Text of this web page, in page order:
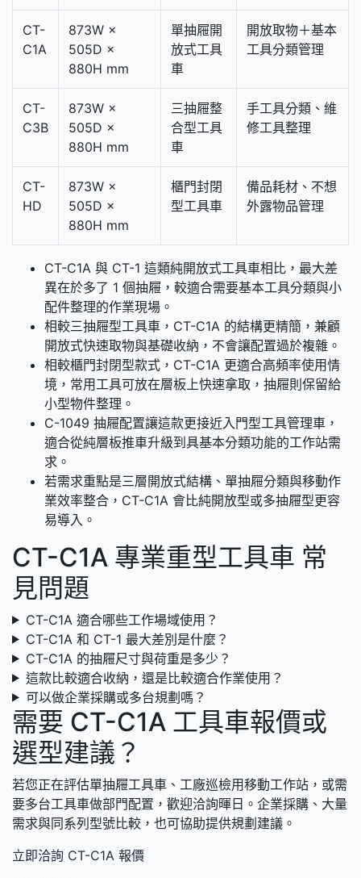
CT-
C1A
873W ×
505D ×
880H mm
單抽屜開
放式工具
車
開放取物＋基本
工具分類管理
CT-
C3B
873W ×
505D ×
880H mm
三抽屜整
合型工具
車
手工具分類、維
修工具整理
CT-
HD
873W ×
505D ×
880H mm
櫃門封閉
型工具車
備品耗材、不想
外露物品管理
CT-C1A 與 CT-1 這類純開放式工具車相比，最大差
異在於多了 1 個抽屜，較適合需要基本工具分類與小
配件整理的作業現場。
相較三抽屜型工具車，CT-C1A 的結構更精簡，兼顧
開放式快速取物與基礎收納，不會讓配置過於複雜。
相較櫃門封閉型款式，CT-C1A 更適合高頻率使用情
境，常用工具可放在層板上快速拿取，抽屜則保留給
小型物件整理。
C-1049 抽屜配置讓這款更接近入門型工具管理車，
適合從純層板推車升級到具基本分類功能的工作站需
求。
若需求重點是三層開放式結構、單抽屜分類與移動作
業效率整合，CT-C1A 會比純開放型或多抽屜型更容
易導入。
CT-C1A 專業重型工具車 常
見問題
CT-C1A 適合哪些工作場域使用？
CT-C1A 和 CT-1 最大差別是什麼？
CT-C1A 的抽屜尺寸與荷重是多少？
這款比較適合收納，還是比較適合作業使用？
可以做企業採購或多台規劃嗎？
需要 CT-C1A 工具車報價或
選型建議？
若您正在評估單抽屜工具車、工廠巡檢用移動工作站，或需
要多台工具車做部門配置，歡迎洽詢暉日。企業採購、大量
需求與同系列型號比較，也可協助提供規劃建議。
立即洽詢 CT-C1A 報價